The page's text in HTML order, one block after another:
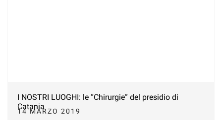
I NOSTRI LUOGHI: le “Chirurgie” del presidio di
Catania
14 MARZO 2019